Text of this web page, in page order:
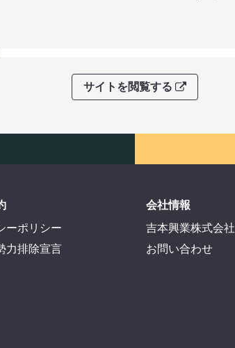
サイトを閲覧する
ーポリシー
力排除宣言
会社情報
吉本興業株式会社
お問い合わせ